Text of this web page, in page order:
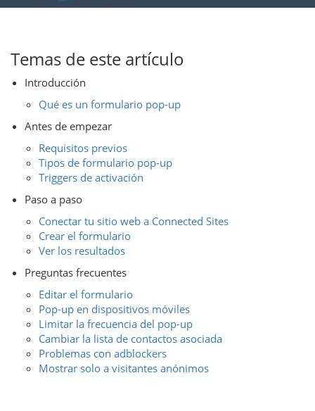
Temas de este artículo
Introducción
Qué es un formulario pop-up
Antes de empezar
Requisitos previos
Tipos de formulario pop-up
Triggers de activación
Paso a paso
Conectar tu sitio web a Connected Sites
Crear el formulario
Ver los resultados
Preguntas frecuentes
Editar el formulario
Pop-up en dispositivos móviles
Limitar la frecuencia del pop-up
Cambiar la lista de contactos asociada
Problemas con adblockers
Mostrar solo a visitantes anónimos